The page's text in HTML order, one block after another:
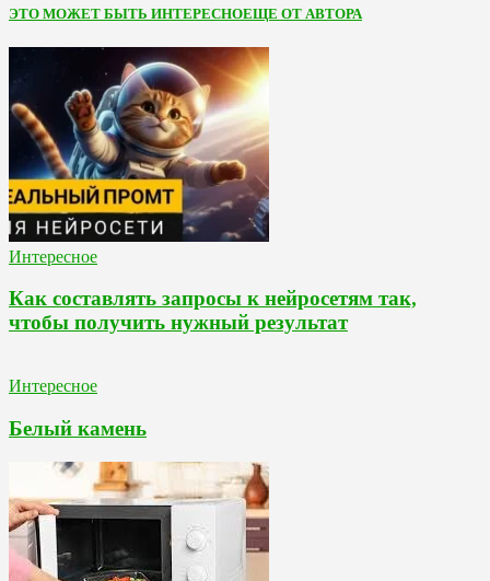
ЭТО МОЖЕТ БЫТЬ ИНТЕРЕСНОЕЩЕ ОТ АВТОРА
Интересное
Как составлять запросы к нейросетям так,
чтобы получить нужный результат
Интересное
Белый камень